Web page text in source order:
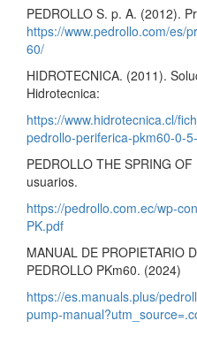
PEDROLLO S. p. A. (2012).
https://www.pedrollo.com/es/
60/
HIDROTECNICA. (2011).
Hidrotecnica:
https://www.hidrotecnica.cl/
pedrollo-periferica-pkm60-0-
PEDROLLO THE SPRING
usuarios.
https://pedrollo.com.ec/wp-
PK.pdf
MANUAL DE PROPIETARIO
PEDROLLO PKm60. (2024)
https://es.manuals.plus/
pump-